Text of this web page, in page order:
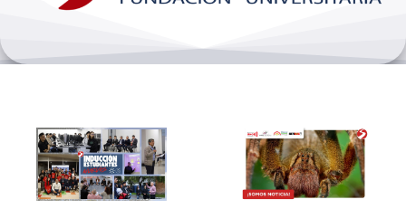
Investigación
Extension y desarrollo